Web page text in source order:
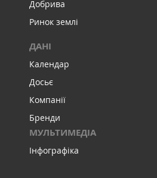
Добрива
Ринок землі
ДАНІ
Календар
Досьє
Компанії
Бренди
МУЛЬТИМЕДІА
Інфографіка